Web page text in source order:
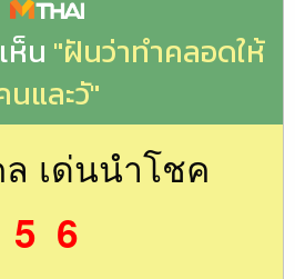
ห็น "ฝันว่าทำคลอดให้
นและวั"
เด่นนำโชค
5 6